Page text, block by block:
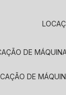
DE
DE